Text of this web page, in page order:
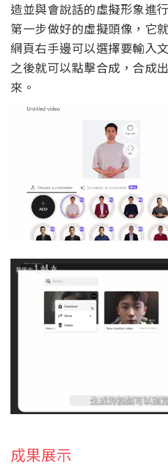
造並與會說話的虛擬形象進
第一步做好的虛擬頭像，它
網頁右手邊可以選擇要輸入
之後就可以點擊合成，合成
來。
成果展示